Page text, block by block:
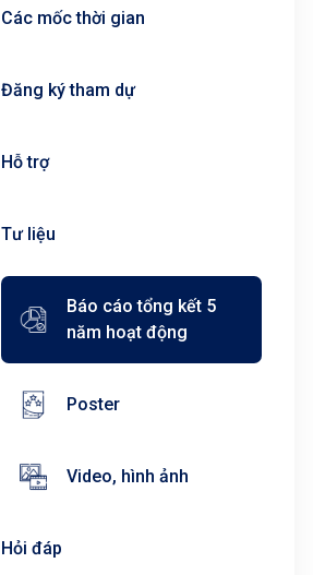
Các mốc thời gian
Đăng ký tham dự
Hỗ trợ
Tư liệu
Báo cáo tổng kết 5
năm hoạt động
Poster
Video, hình ảnh
Hỏi đáp